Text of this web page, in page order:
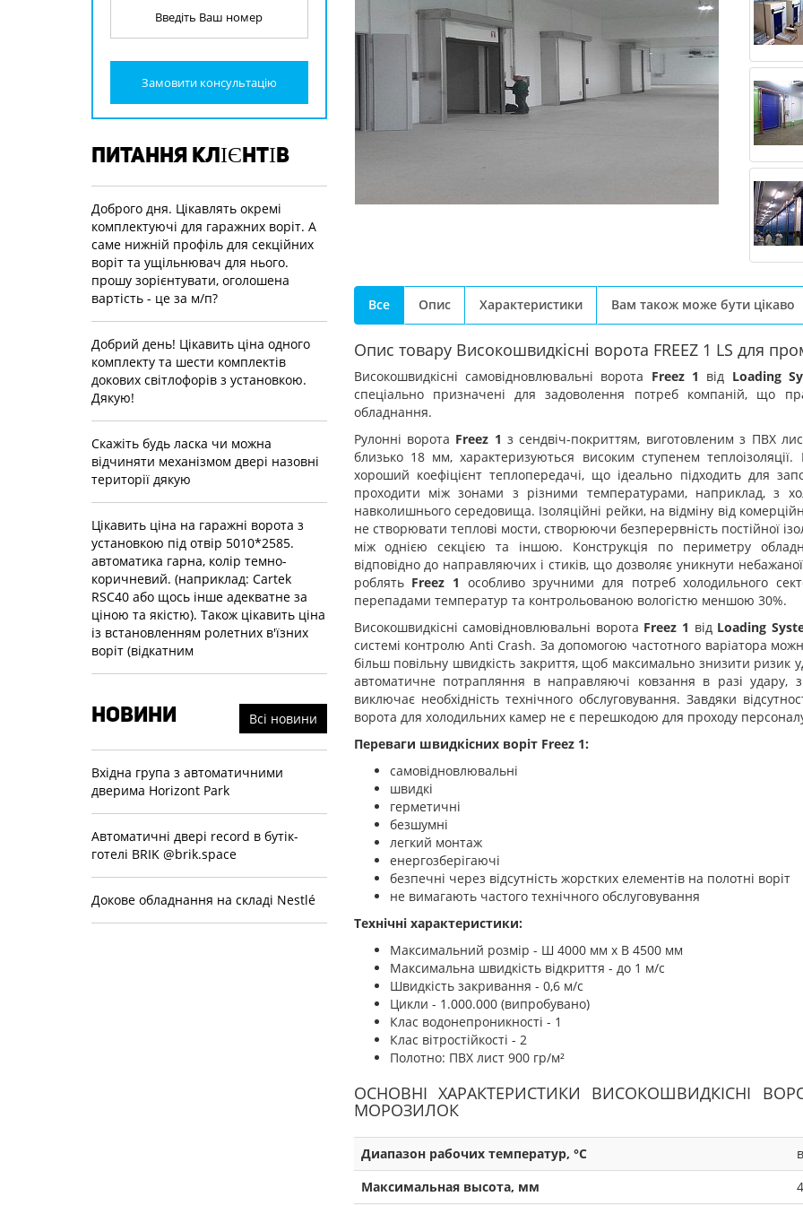
Замовити консультацію
ПИТАННЯ КЛІЄНТІВ
Доброго дня. Цікавлять окремі
комплектуючі для гаражних воріт. А
саме нижній профіль для секційних
воріт та ущільнювач для нього.
прошу зорієнтувати, оголошена
вартість - це за м/п?
Добрий день! Цікавить ціна одного
комплекту та шести комплектів
докових світлофорів з установкою.
Дякую!
Скажіть будь ласка чи можна
відчиняти механізмом двері назовні
території дякую
Цікавить ціна на гаражні ворота з
установкою під отвір 5010*2585.
автоматика гарна, колір темно-
коричневий. (наприклад: Cartek
RSC40 або щось інше адекватне за
ціною та якістю). Також цікавить ціна
із встановленням ролетних в'їзних
воріт (відкатним
НОВИНИ Всі новини
Вхідна група з автоматичними
дверима Horizont Park
Автоматичнi дверi record в бутiк-
готелi BRIK @brik.space
Докове обладнання на складi Nestlé
Все Опис Характеристики Вам також може бути цікаво
Опис товару Високошвидкiснi ворота FREEZ 1 LS для
Високошвидкісні самовідновлювальні ворота Freez 1 від Loading
спеціально призначені для задоволення потреб компаній, що
обладнання.
Рулонні ворота Freez 1 з сендвіч-покриттям, виготовленим з ПВХ
близько 18 мм, характеризуються високим ступенем
хороший коефіцієнт теплопередачі, що ідеально підходить для
проходити між зонами з різними температурами, наприклад, з
навколишнього середовища. Ізоляційні рейки, на відміну від
не створювати теплові мости, створюючи безперервність постійної
між однією секцією та іншою. Конструкція по периметру
відповідно до направляючих і стиків, що дозволяє уникнути
роблять Freez 1 особливо зручними для потреб холодильного
перепадами температур та контрольованою вологістю меншою 30%.
Високошвидкісні самовідновлювальні ворота Freez 1 від Loading
системі контролю Anti Crash. За допомогою частотного варіатора
більш повільну швидкість закриття, щоб максимально знизити ризик
автоматичне потрапляння в направляючі ковзання в разі
виключає необхідність технічного обслуговування. Завдяки
ворота для холодильних камер не є перешкодою для проходу
Переваги швидкісних воріт Freez 1:
самовідновлювальні
швидкі
герметичні
безшумні
легкий монтаж
енергозберігаючі
безпечні через відсутність жорстких елементів на полотні воріт
не вимагають частого технічного обслуговування
Технічні характеристики:
Максимальний розмір - Ш 4000 мм х В 4500 мм
Максимальна швидкість відкриття - до 1 м/с
Швидкість закривання - 0,6 м/с
Цикли - 1.000.000 (випробувано)
Клас водонепроникності - 1
Клас вітростійкості - 2
Полотно: ПВХ лист 900 гр/м²
ОСНОВНІ ХАРАКТЕРИСТИКИ ВИСОКОШВИДКIСНI
МОРОЗИЛОК
Диапазон рабочих температур, °C
Максимальная высота, мм